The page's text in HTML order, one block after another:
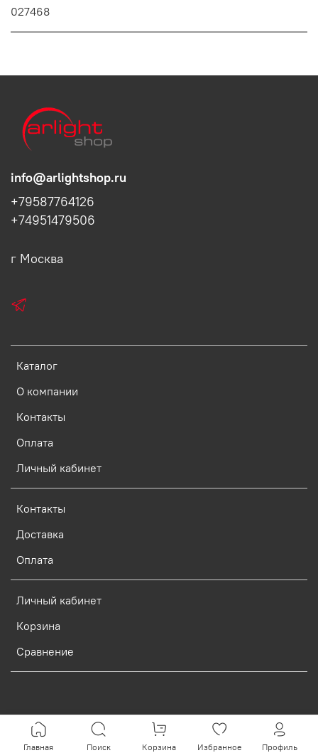
027468
Каталог
О компании
Контакты
Оплата
Личный кабинет
Контакты
Доставка
Оплата
Личный кабинет
Корзина
Сравнение
info@arlightshop.ru
+79587764126
+74951479506
г Москва
Главная Поиск Корзина Избранное Профиль
Verification: d773dcf9c7c1c3e0